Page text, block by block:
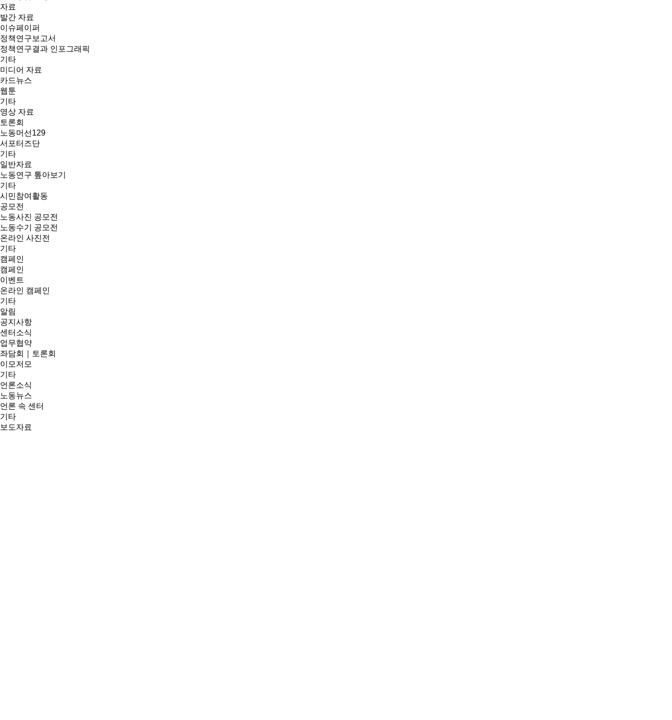
자료
발간 자료
이슈페이퍼
정책연구보고서
정책연구결과 인포그래픽
기타
미디어 자료
카드뉴스
웹툰
기타
영상 자료
토론회
노동머선129
서포터즈단
기타
일반자료
노동연구 톺아보기
기타
시민참여활동
공모전
노동사진 공모전
노동수기 공모전
온라인 사진전
기타
캠페인
캠페인
이벤트
온라인 캠페인
기타
알림
공지사항
센터소식
업무협약
좌담회｜토론회
이모저모
기타
언론소식
노동뉴스
언론 속 센터
기타
보도자료